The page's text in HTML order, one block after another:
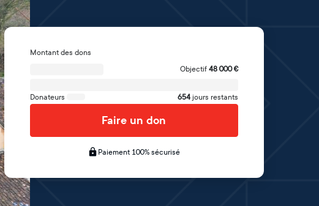
Montant des dons
Objectif 48 000€
Donateurs 654 jours restants
Faire un don
Paiement 100% sécurisé